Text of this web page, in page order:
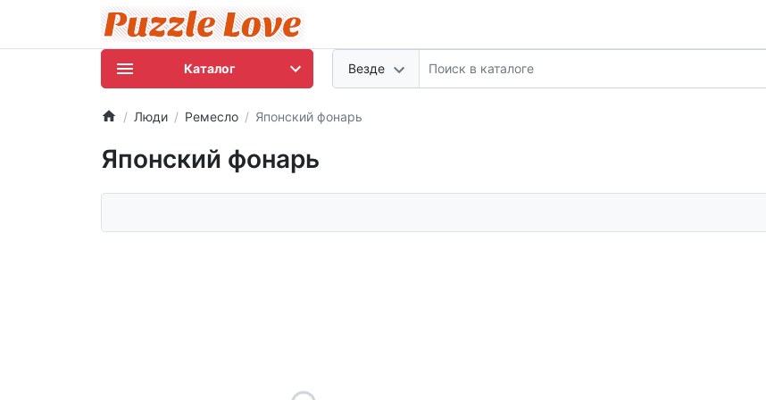
Везде
Каталог
Люди Ремесло Японский фонарь
Японский фонарь